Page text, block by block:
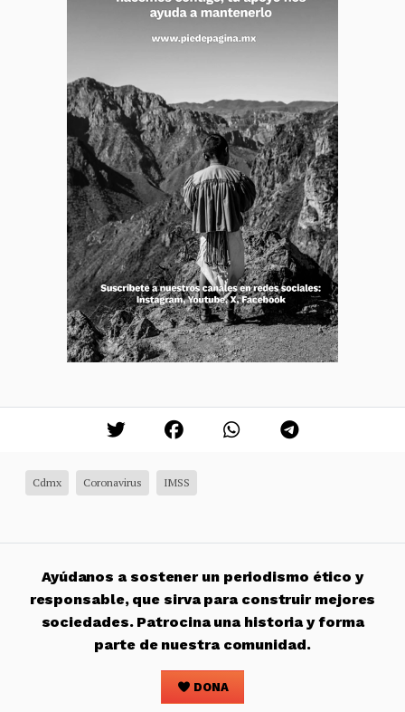
Cdmx Coronavirus IMSS
Ayúdanos a sostener un periodismo ético y
responsable, que sirva para construir mejores
sociedades. Patrocina una historia y forma
parte de nuestra comunidad.
DONA